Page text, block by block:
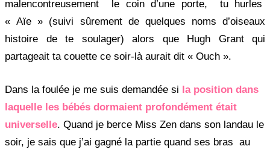
malencontreusement le coin d’une porte, tu hurles
« Aïe » (suivi sûrement de quelques noms d’oiseaux
histoire de te soulager) alors que Hugh Grant qui
partageait ta couette ce soir-là aurait dit « Ouch ».
Dans la foulée je me suis demandée si la position dans
laquelle les bébés dormaient profondément était
universelle. Quand je berce Miss Zen dans son landau le
soir, je sais que j’ai gagné la partie quand ses bras au